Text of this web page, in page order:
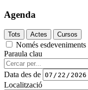
Agenda
Només
Paraula clau
Data des de
Localització